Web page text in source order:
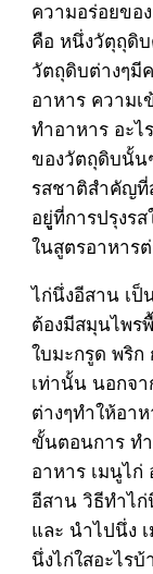
ความอร่อยขอ
คือ หนึ่งวัตุถุดิ
วัตถุดิบต่างๆมี
อาหาร ความ
ทำอาหาร อะไ
ของวัตถุดิบนั้น
รสชาติสำคัญที่
อยูู่ที่การปรุงร
ในสูตรอาหาร
ไก่นึ่งอีสาน เป็
ต้องมีสมุนไพร
ใบมะกรูด พริก
เท่านั้น นอกจ
ต่างๆทำให้อา
ขั้นตอนการ ทำ
อาหาร เมนูไ
อีสาน วิธีทำไ
และ นำไปนึ่ง
นึ่งไก่ใสอะไร